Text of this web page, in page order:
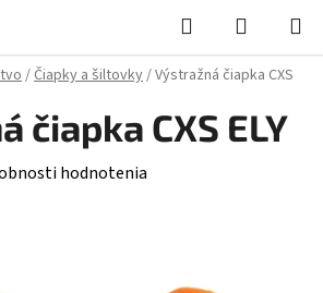
Hľadať
KOŠÍK
/Čiapky a šiltovky/Výstražná čiapka CXS
čiapka CXS ELY
hodnotenia